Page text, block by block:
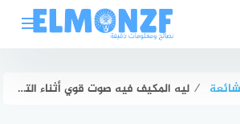
⁄ ليه المكيف فيه صوت قوي أثناء التشغيل؟